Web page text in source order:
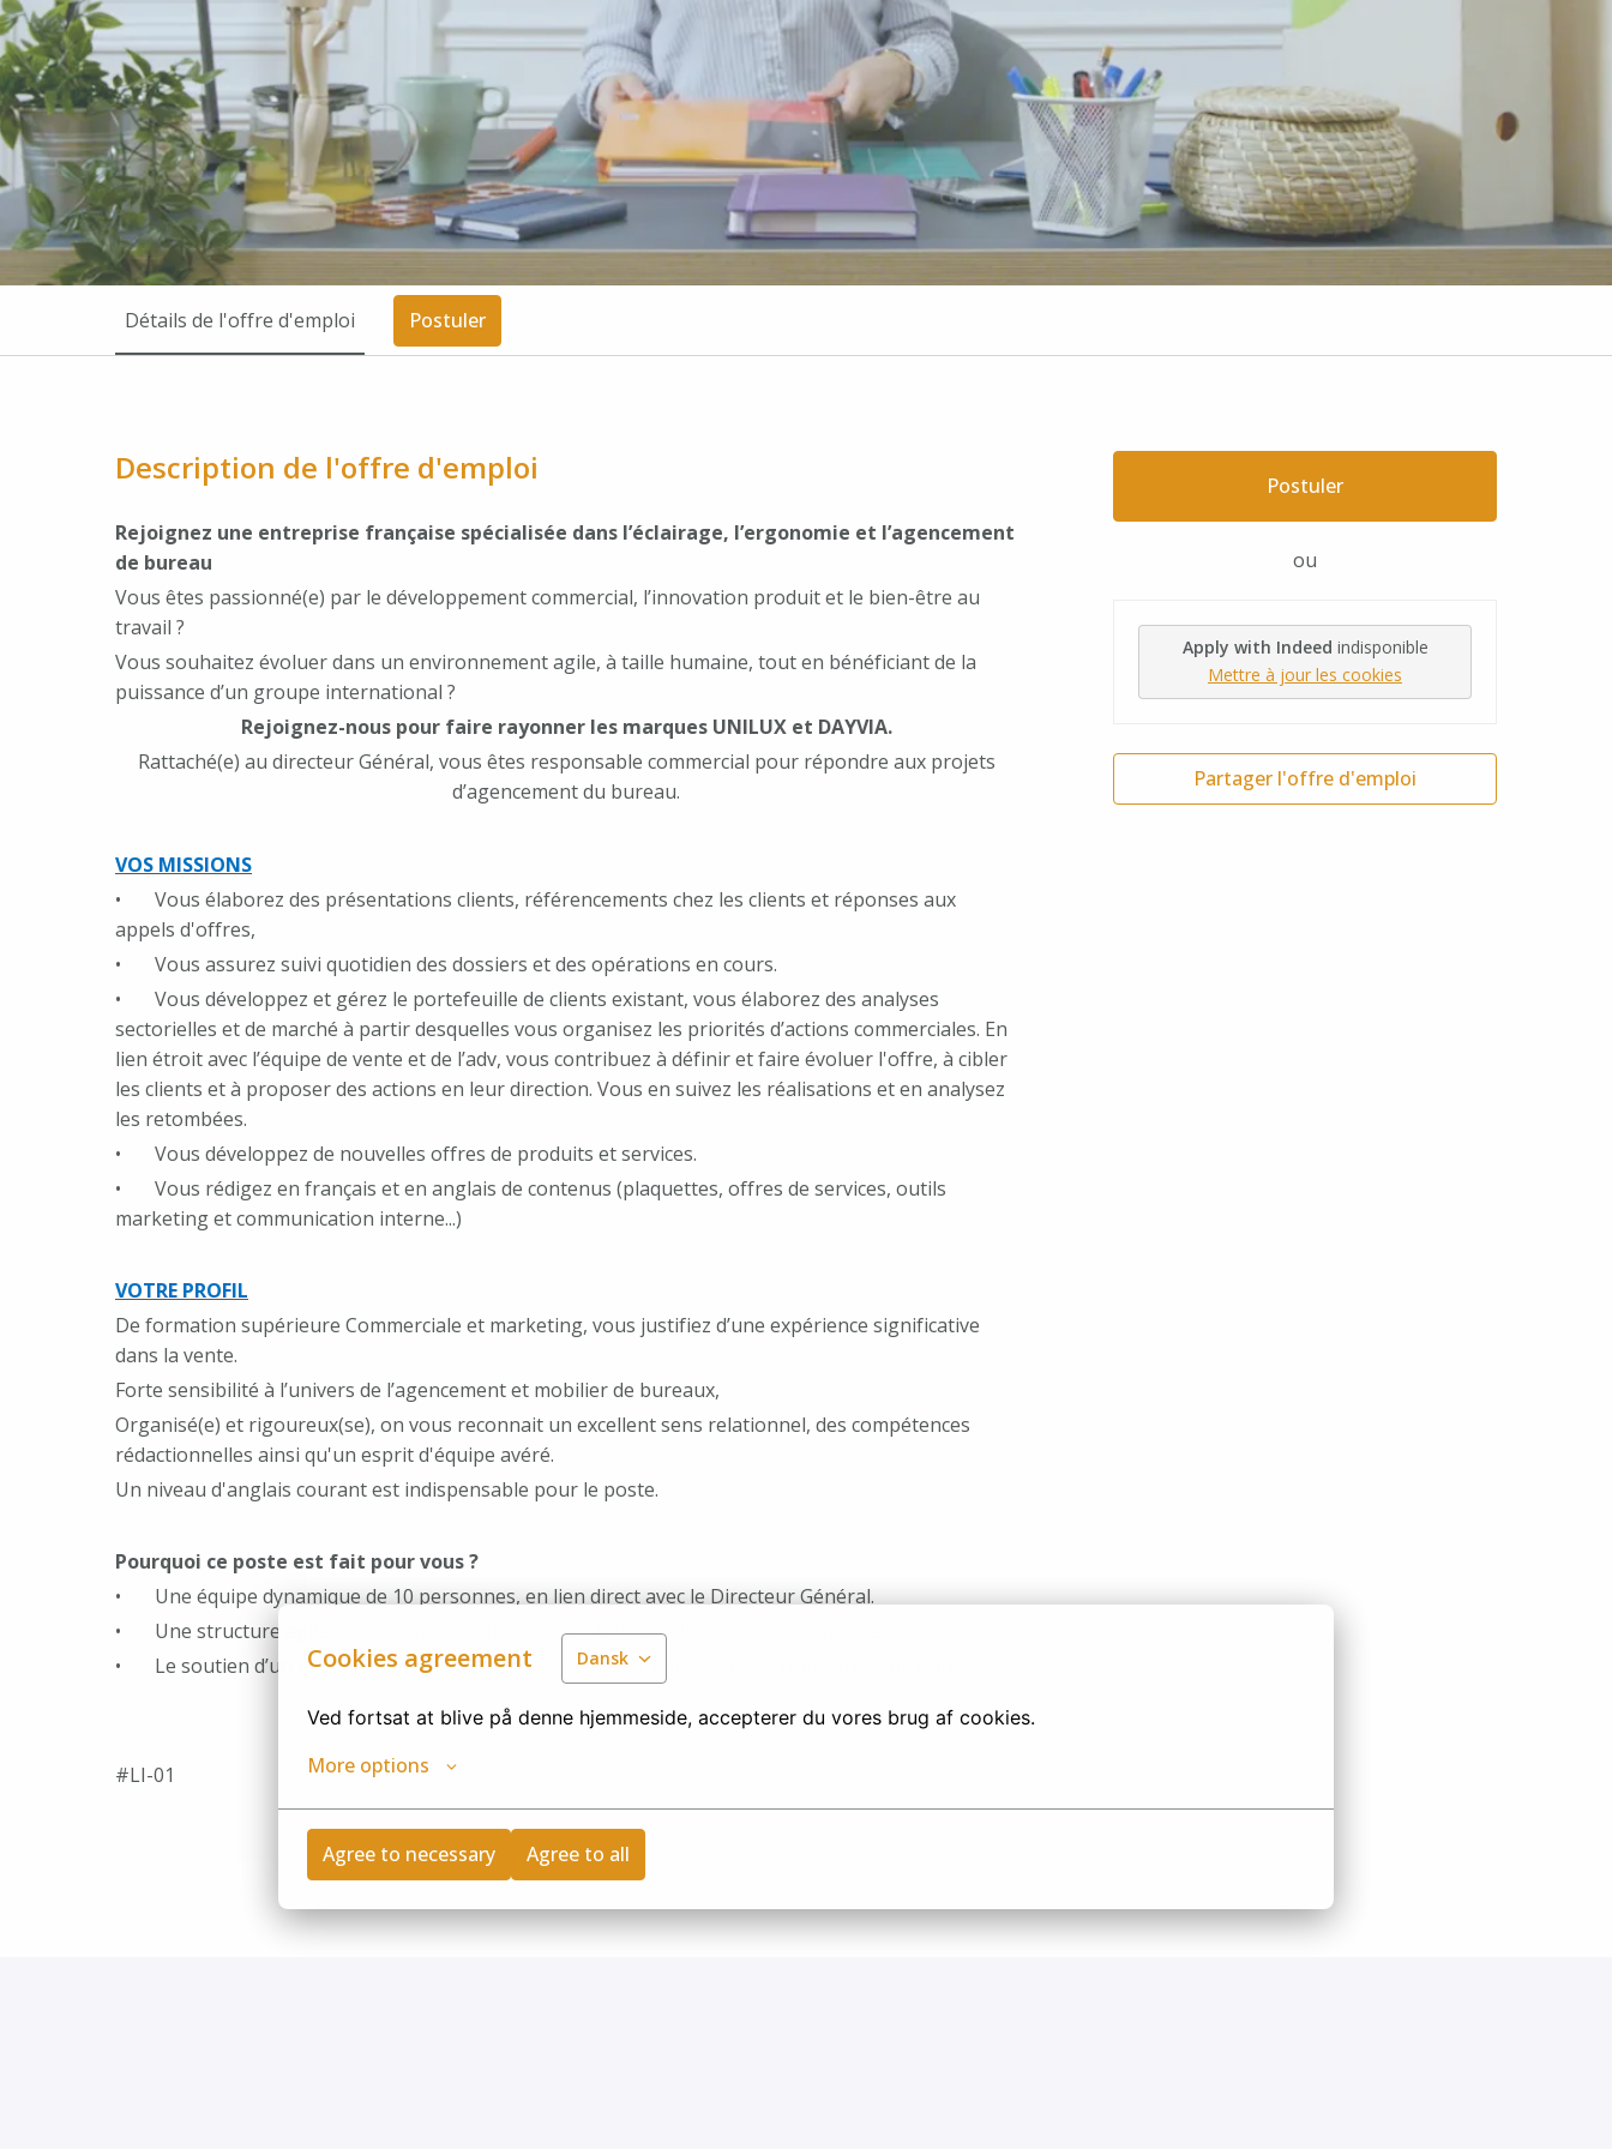
Cookies agreement Dansk
Ved fortsat at blive på denne hjemmeside, accepterer du vores brug af cookies.
More options
Agree to necessary Agree to all
Détails de l'offre d'emploi Postuler
Description de l'offre d'emploi
Rejoignez une entreprise française spécialisée dans l’éclairage, l’ergonomie et l’agencement
de bureau
Vous êtes passionné(e) par le développement commercial, l’innovation produit et le bien-être au
travail ?
Vous souhaitez évoluer dans un environnement agile, à taille humaine, tout en bénéficiant de la
puissance d’un groupe international ?
Rejoignez-nous pour faire rayonner les marques UNILUX et DAYVIA.
Rattaché(e) au directeur Général, vous êtes responsable commercial pour répondre aux projets
d’agencement du bureau.
VOS MISSIONS
• Vous élaborez des présentations clients, référencements chez les clients et réponses aux
appels d'offres,
• Vous assurez suivi quotidien des dossiers et des opérations en cours.
• Vous développez et gérez le portefeuille de clients existant, vous élaborez des analyses
sectorielles et de marché à partir desquelles vous organisez les priorités d’actions commerciales. En
lien étroit avec l’équipe de vente et de l’adv, vous contribuez à définir et faire évoluer l'offre, à cibler
les clients et à proposer des actions en leur direction. Vous en suivez les réalisations et en analysez
les retombées.
• Vous développez de nouvelles offres de produits et services.
• Vous rédigez en français et en anglais de contenus (plaquettes, offres de services, outils
marketing et communication interne...)
VOTRE PROFIL
De formation supérieure Commerciale et marketing, vous justifiez d’une expérience significative
dans la vente.
Forte sensibilité à l’univers de l’agencement et mobilier de bureaux,
Organisé(e) et rigoureux(se), on vous reconnait un excellent sens relationnel, des compétences
rédactionnelles ainsi qu'un esprit d'équipe avéré.
Un niveau d'anglais courant est indispensable pour le poste.
Pourquoi ce poste est fait pour vous ?
• Une équipe dynamique de 10 personnes, en lien direct avec le Directeur Général.
• Une structure agile avec des perspectives d’évolution vers le développement international.
• Le soutien d’un groupe de 3 000 collaborateurs, leader européen des fournitures de bureau.
#LI-01
Postuler
ou
Apply with Indeed indisponible
Mettre à jour les cookies
Partager l'offre d'emploi